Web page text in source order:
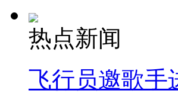
热点新闻
飞行员邀歌手